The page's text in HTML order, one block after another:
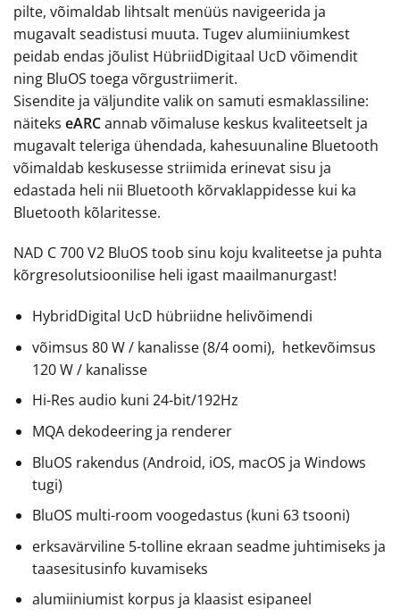
pilte, võimaldab lihtsalt menüüs navigeerida ja
mugavalt seadistusi muuta. Tugev alumiiniumkest
peidab endas jõulist HübriidDigitaal UcD võimendit
ning BluOS toega võrgustriimerit.
Sisendite ja väljundite valik on samuti esmaklassiline:
näiteks eARCannab võimaluse keskus kvaliteetselt ja
mugavalt teleriga ühendada, kahesuunaline Bluetooth
võimaldab keskusesse striimida erinevat sisu ja
edastada heli nii Bluetooth kõrvaklappidesse kui ka
Bluetooth kõlaritesse.
NAD C 700 V2 BluOS toob sinu koju kvaliteetse ja puhta
kõrgresolutsioonilise heli igast maailmanurgast!
HybridDigital UcD hübriidne helivõimendi
võimsus 80 W / kanalisse (8/4 oomi), hetkevõimsus
120 W / kanalisse
Hi-Res audio kuni 24-bit/192Hz
MQA dekodeering ja renderer
BluOS rakendus (Android, iOS, macOS ja Windows
tugi)
BluOS multi-room voogedastus (kuni 63 tsooni)
erksavärviline 5-tolline ekraan seadme juhtimiseks ja
taasesitusinfo kuvamiseks
alumiiniumist korpus ja klaasist esipaneel